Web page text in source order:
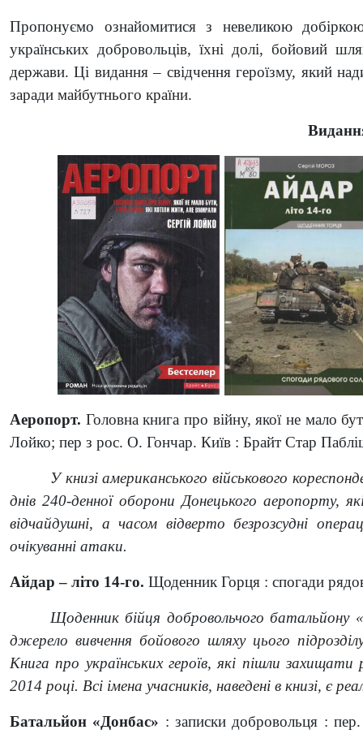
Пропонуємо ознайомитися з невеликою
українських добровольців, їхні долі, бойовий
держави. Ці видання – свідчення героїзму, який
заради майбутнього країни.
Аеропорт. Головна книга про війну, якої не мало
Лойко; пер з рос. О. Гончар. Київ : Брайт Стар
У книзі американського військового
днів 240-денної оборони Донецького аеропорту,
відчайдушні, а часом відверто безрозсудні
очікуванні атаки.
Айдар – літо 14-го. Щоденник Горця : спогади
Щоденник бійця добровольчого
джерело вивчення бойового шляху цього
Книга про українських героїв, які пішли
2014 році. Всі імена учасників, наведені в книзі, є
Батальйон «Донбас» : записки добровольця :